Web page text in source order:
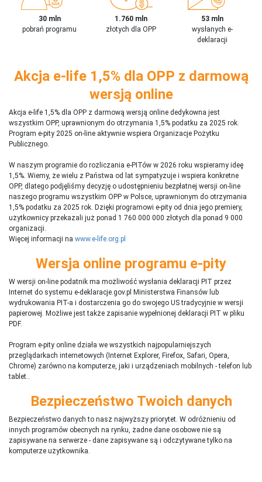
30 mln
pobrań programu
1.760 mln
złotych dla OPP
53 mln
wysłanych e-
deklaracji
Akcja e-life 1,5% dla OPP z darmową
wersją online
Akcja e-life 1,5% dla OPP z darmową wersją online dedykowna jest
wszystkim OPP, uprawnionym do otrzymania 1,5% podatku za 2025 rok.
Program e-pity 2025 on-line aktywnie wspiera Organizacje Pożytku
Publicznego.
W naszym programie do rozliczania e-PITów w 2026 roku wspieramy ideę
1,5%. Wiemy, że wielu z Państwa od lat sympatyzuje i wspiera konkretne
OPP, dlatego podjęliśmy decyzję o udostępnieniu bezpłatnej wersji on-line
naszego programu wszystkim OPP w Polsce, uprawnionym do otrzymania
1,5% podatku za 2025 rok. Dzięki programowi e-pity od dnia jego premiery,
użytkownicy przekazali już ponad 1 760 000 000 złotych dla ponad 9 000
organizacji.
Więcej informacji na www.e-life.org.pl
Wersja online programu e-pity
W wersji on-line podatnik ma możliwość wysłania deklaracji PIT przez
Internet do systemu e-deklaracje.gov.pl Ministerstwa Finansów lub
wydrukowania PIT-a i dostarczenia go do swojego US tradycyjnie w wersji
papierowej. Możliwe jest także zapisanie wypełnionej deklaracji PIT w pliku
PDF.
Program e-pity online działa we wszystkich najpopularniejszych
przeglądarkach internetowych (Internet Explorer, Firefox, Safari, Opera,
Chrome) zarówno na komputerze, jaki i urządzeniach mobilnych - telefon lub
tablet..
Bezpieczeństwo Twoich danych
Bezpieczeństwo danych to nasz najwyższy priorytet. W odróżnieniu od
innych programów obecnych na rynku, żadne dane osobowe nie są
zapisywane na serwerze - dane zapisywane są i odczytywane tylko na
komputerze użytkownika.